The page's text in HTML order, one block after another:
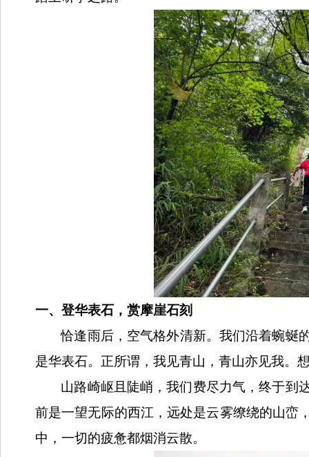
一、登华表石，赏摩崖石刻
恰逢雨后，空气格外清新。我们沿着蜿蜒
是华表石。正所谓，我见青山，青山亦见我。
山路崎岖且陡峭，我们费尽力气，终于到
前是一望无际的西江，远处是云雾缭绕的山峦
中，一切的疲惫都烟消云散。